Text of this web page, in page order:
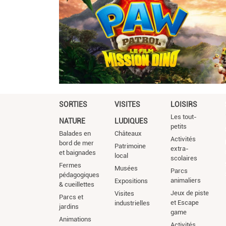
SORTIES
NATURE
Balades en
bord de mer
et baignades
Fermes
pédagogiques
& cueillettes
Parcs et
jardins
Animations
VISITES
LUDIQUES
Châteaux
Patrimoine
local
Musées
Expositions
Visites
industrielles
LOISIRS
Les tout-
petits
Activités
extra-
scolaires
Parcs
animaliers
Jeux de piste
et Escape
game